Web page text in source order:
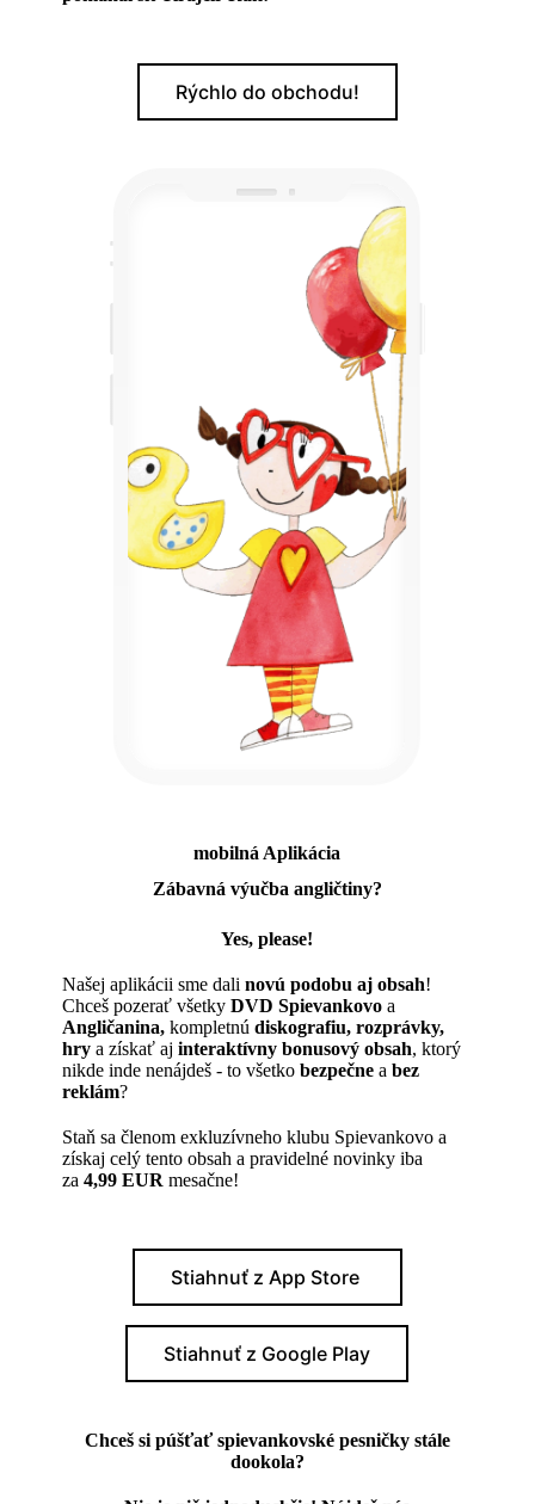
Rýchlo do obchodu!
mobilná Aplikácia
Zábavná výučba angličtiny?
Yes, please!
Našej aplikácii sme dalinovú podobu aj obsah!
Chceš pozerať všetkyDVD Spievankovo a
Angličanina,kompletnú diskografiu, rozprávky,
hry a získať aj interaktívny bonusový obsah, ktorý
nikde inde nenájdeš - to všetkobezpečne abez
reklám?
Staň sa členom exkluzívneho klubu Spievankovo a
získaj celý tento obsah a pravidelné novinky iba
za 4,99 EUR mesačne!
Stiahnuť z App Store
Stiahnuť z Google Play
Chceš si púšťať spievankovské pesničky stále
dookola?